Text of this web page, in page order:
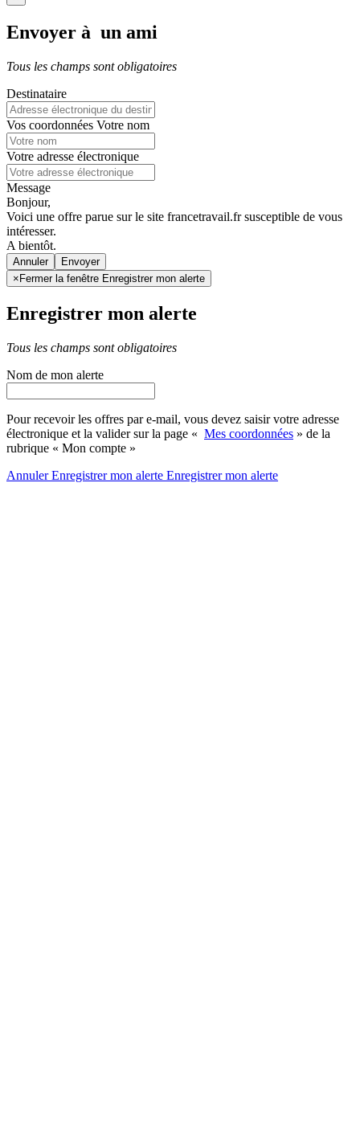
Envoyer à un ami
Tous les champs sont obligatoires
Destinataire
Vos coordonnées Votre nom
Votre adresse électronique
Message
Bonjour,
Voici une offre parue sur le site francetravail.fr susceptible de vous
intéresser.
A bientôt.
Annuler
× Fermer la fenêtre Enregistrer mon alerte
Enregistrer mon alerte
Tous les champs sont obligatoires
Nom de mon alerte
Pour recevoir les offres par e-mail, vous devez saisir votre adresse
électronique et la valider sur la page « Mes coordonnées » de la
rubrique « Mon compte »
AnnulerEnregistrer mon alerte Enregistrermon alerte